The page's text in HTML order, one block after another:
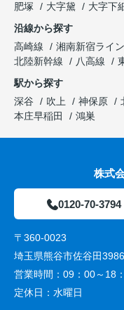
肥塚
大字黛 大字下
沿線から探す
高崎線
湘南新宿ライ
北陸新幹線
八高線
駅から探す
深谷
吹上 神保原
本庄早稲田
鴻巣
株式
0120-70-3794
〒360-0023
埼玉県熊谷市佐谷田
営業時間： 09：00～18
定休日： 水曜日